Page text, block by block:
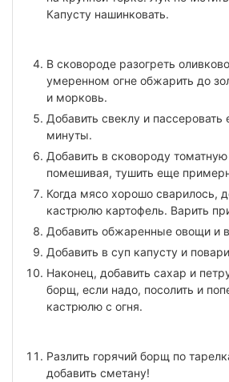
Капусту нашинковать.
В сковороде разогреть
умеренном огне обжарить до
и морковь.
Добавить свеклу и
минуты.
Добавить в сковороду
помешивая, тушить еще
Когда мясо хорошо сварилось,
кастрюлю картофель. Варить
Добавить обжаренные овощи и
Добавить в суп капусту и
Наконец, добавить сахар и
борщ, если надо, посолить и
кастрюлю с огня.
Разлить горячий борщ по
добавить сметану!